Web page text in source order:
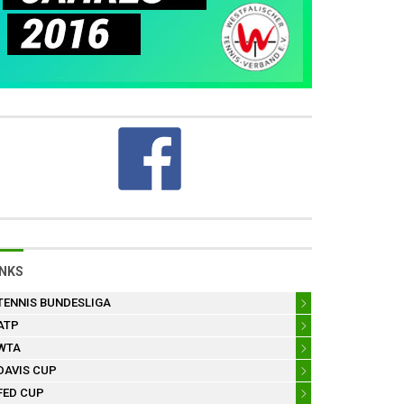
BUNDESLIGA
CUP
CUP